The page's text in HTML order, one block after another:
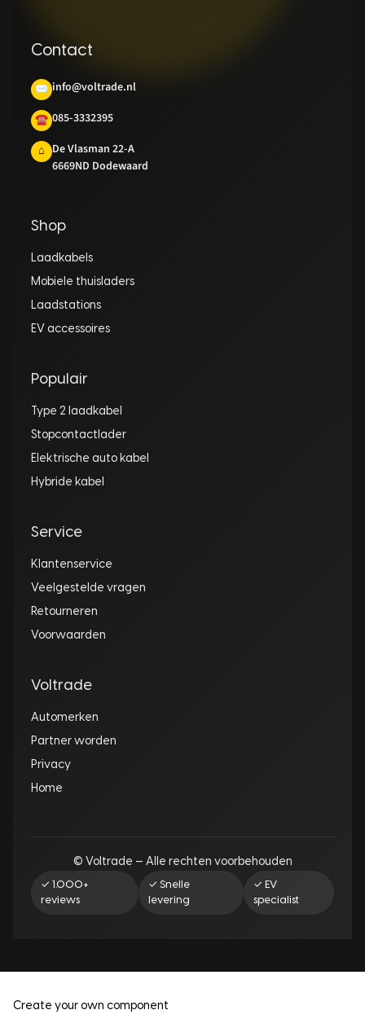
Contact
✉ info@voltrade.nl
☎ 085-3332395
⌂
De Vlasman 22-A
6669ND Dodewaard
Shop
Laadkabels
Mobiele thuisladers
Laadstations
EV accessoires
Populair
Type 2 laadkabel
Stopcontactlader
Elektrische auto kabel
Hybride kabel
Service
Klantenservice
Veelgestelde vragen
Retourneren
Voorwaarden
Voltrade
Automerken
Partner worden
Privacy
Home
© Voltrade — Alle rechten voorbehouden
✓ 1.000+
reviews
✓ Snelle
levering
✓ EV
specialist
Create your own component